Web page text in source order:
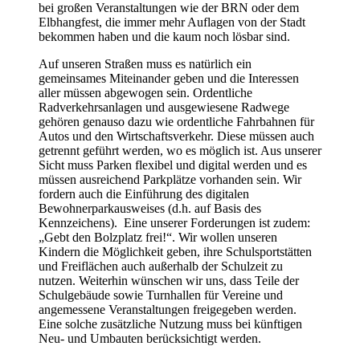
bei großen Veranstaltungen wie der BRN oder dem
Elbhangfest, die immer mehr Auflagen von der Stadt
bekommen haben und die kaum noch lösbar sind.
Auf unseren Straßen muss es natürlich ein
gemeinsames Miteinander geben und die Interessen
aller müssen abgewogen sein. Ordentliche
Radverkehrsanlagen und ausgewiesene Radwege
gehören genauso dazu wie ordentliche Fahrbahnen für
Autos und den Wirtschaftsverkehr. Diese müssen auch
getrennt geführt werden, wo es möglich ist. Aus unserer
Sicht muss Parken flexibel und digital werden und es
müssen ausreichend Parkplätze vorhanden sein. Wir
fordern auch die Einführung des digitalen
Bewohnerparkausweises (d.h. auf Basis des
Kennzeichens). Eine unserer Forderungen ist zudem:
„Gebt den Bolzplatz frei!“. Wir wollen unseren
Kindern die Möglichkeit geben, ihre Schulsportstätten
und Freiflächen auch außerhalb der Schulzeit zu
nutzen. Weiterhin wünschen wir uns, dass Teile der
Schulgebäude sowie Turnhallen für Vereine und
angemessene Veranstaltungen freigegeben werden.
Eine solche zusätzliche Nutzung muss bei künftigen
Neu- und Umbauten berücksichtigt werden.